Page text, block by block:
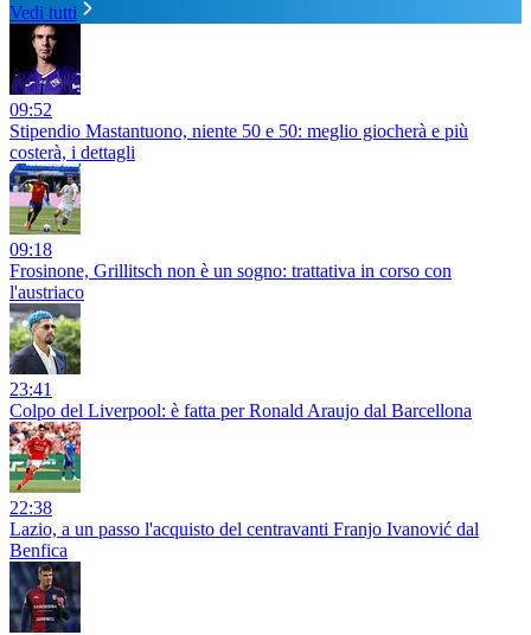
Vedi tutti
09:52
Stipendio Mastantuono, niente 50 e 50: meglio giocherà e più
costerà, i dettagli
09:18
Frosinone, Grillitsch non è un sogno: trattativa in corso con
l'austriaco
23:41
Colpo del Liverpool: è fatta per Ronald Araujo dal Barcellona
22:38
Lazio, a un passo l'acquisto del centravanti Franjo Ivanović dal
Benfica